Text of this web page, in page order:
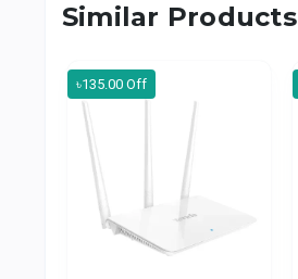
Similar Products
৳135.00 Off